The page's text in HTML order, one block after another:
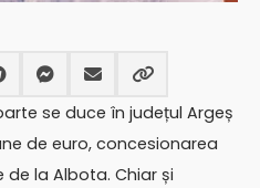
se duce în județul Argeș
de euro, concesionarea
la Albota. Chiar și